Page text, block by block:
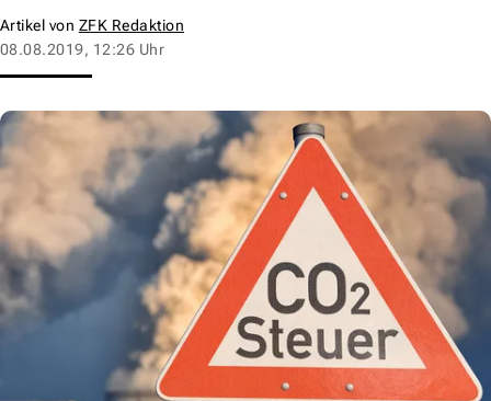
Artikel von ZFK Redaktion
08.08.2019, 12:26 Uhr